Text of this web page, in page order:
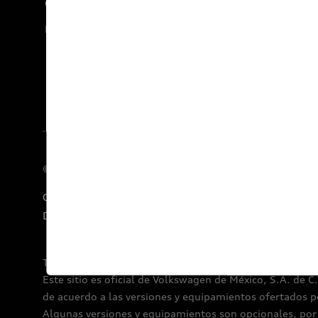
Carreras
Documentos legales
© 2026 AUDI AG. Todos los derechos reservados.
Concesionarios
Declaratoria de Derechos Humanos
Términos y condiciones por Audi de México.
Este sitio es oficial de Volkswagen de México, S.A. de
de acuerdo a las versiones y equipamientos ofertados
Algunas versiones y equipamientos son opcionales,